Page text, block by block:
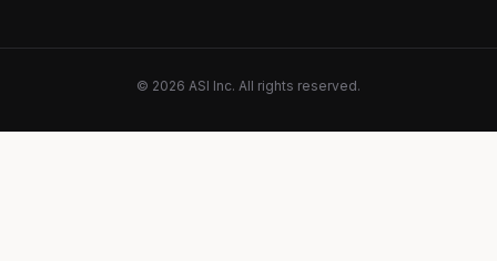
© 2026 ASI Inc. All rights reserved.